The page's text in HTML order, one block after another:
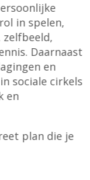
in spelen,
Daarnaast
en
sociale cirkels
en
plan die je